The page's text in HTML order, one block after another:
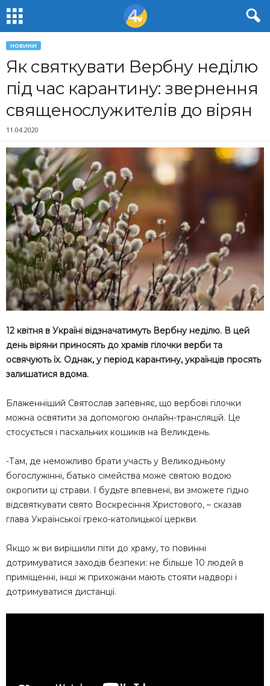
НОВИНИ
Як святкувати Вербну неділю
під час карантину: звернення
священослужителів до вірян
11.04.2020
12 квітня в Україні відзначатимуть Вербну неділю. В цей
день віряни приносять до храмів гілочки верби та
освячують їх. Однак, у період карантину, українців просять
залишатися вдома.
Блаженніший Святослав запевняє, що вербові гілочки
можна освятити за допомогою онлайн-трансляцій. Це
стосується і пасхальних кошиків на Великдень.
-Там, де неможливо брати участь у Великодньому
богослужінні, батько сімейства може святою водою
окропити ці страви. І будьте впевнені, ви зможете гідно
відсвяткувати свято Воскресіння Христового, – сказав
глава Української греко-католицької церкви.
Якщо ж ви вирішили піти до храму, то повинні
дотримуватися заходів безпеки: не більше 10 людей в
приміщенні, інші ж прихожани мають стояти надворі і
дотримуватися дистанції.